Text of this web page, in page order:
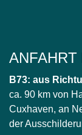
ANFAHRT
B73: aus
ca. 90 km von
Cuxhaven, an
der